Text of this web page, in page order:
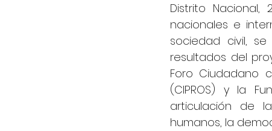
Distrito
nacionales e
sociedad civil,
resultados del
Foro Ciudadano
(CIPROS) y la
articulación de
humanos, la